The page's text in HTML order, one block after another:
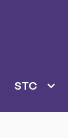
STC